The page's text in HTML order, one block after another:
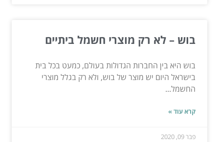
בוש – לא רק מוצרי חשמל ביתיים
בוש היא בין החברות הגדולות בעולם, כמעט בכל בית
בישראל היום יש מוצר של בוש, ולא רק בגלל מוצרי
החשמל...
קרא עוד »
פבר 09, 2020